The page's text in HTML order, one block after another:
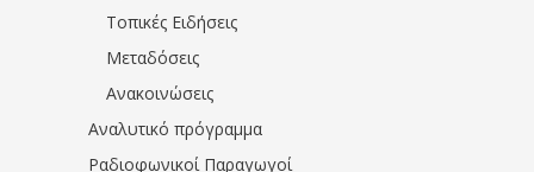
Τοπικές Ειδήσεις
Μεταδόσεις
Ανακοινώσεις
Αναλυτικό πρόγραμμα
Ραδιοφωνικοί Παραγωγοί